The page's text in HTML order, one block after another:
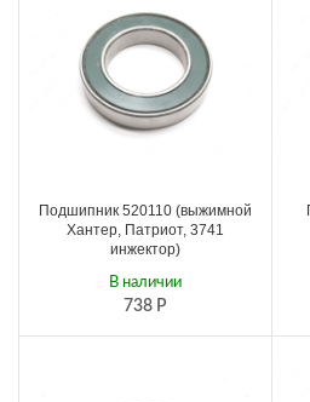
Подшипник 520110 (выжимной
Хантер, Патриот, 3741
инжектор)
738 Р
В наличии